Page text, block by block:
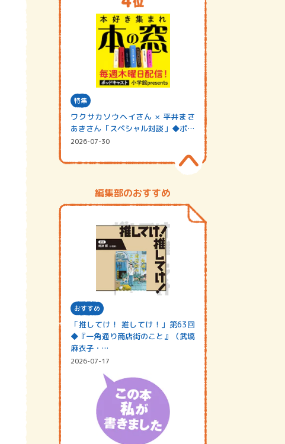
特集
ワクサカソウヘイさん × 平井まさ
あきさん「スペシャル対談」◆ポッ
ドキャスト…
2026-07-30
編集部のおすすめ
おすすめ
「推してけ！ 推してけ！」第63回
◆『一角通り商店街のこと』（武塙
麻衣子・…
2026-07-17